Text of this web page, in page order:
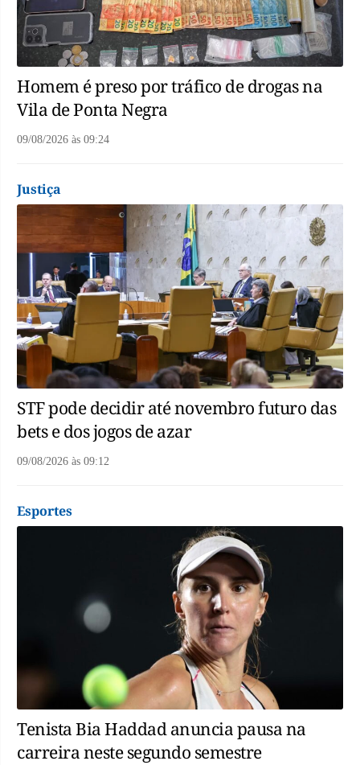
Homem é preso por tráfico de drogas na
Vila de Ponta Negra
09/08/2026 às 09:24
Justiça
STF pode decidir até novembro futuro das
bets e dos jogos de azar
09/08/2026 às 09:12
Esportes
Tenista Bia Haddad anuncia pausa na
carreira neste segundo semestre